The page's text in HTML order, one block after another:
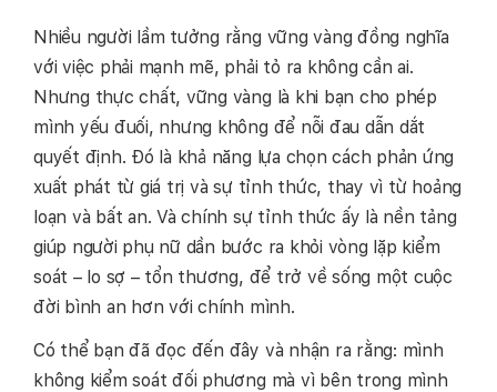
Nhiều người lầm tưởng rằng vững vàng đồng nghĩa
với việc phải mạnh mẽ, phải tỏ ra không cần ai.
Nhưng thực chất, vững vàng là khi bạn cho phép
mình yếu đuối, nhưng không để nỗi đau dẫn dắt
quyết định. Đó là khả năng lựa chọn cách phản ứng
xuất phát từ giá trị và sự tỉnh thức, thay vì từ hoảng
loạn và bất an. Và chính sự tỉnh thức ấy là nền tảng
giúp người phụ nữ dần bước ra khỏi vòng lặp kiểm
soát – lo sợ – tổn thương, để trở về sống một cuộc
đời bình an hơn với chính mình.
Có thể bạn đã đọc đến đây và nhận ra rằng: mình
không kiểm soát đối phương mà vì bên trong mình